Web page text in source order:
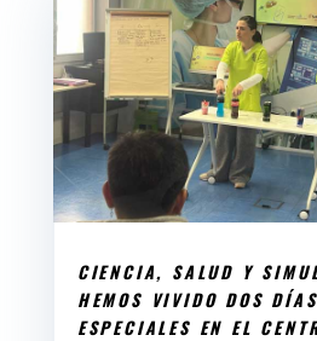
CIENCIA, SALUD Y
HEMOS VIVIDO DOS
ESPECIALES EN EL